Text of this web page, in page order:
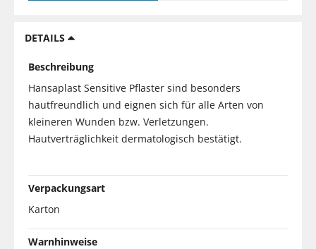
DETAILS
Beschreibung
Hansaplast Sensitive Pflaster sind besonders
hautfreundlich und eignen sich für alle Arten von
kleineren Wunden bzw. Verletzungen.
Hautverträglichkeit dermatologisch bestätigt.
Verpackungsart
Karton
Warnhinweise